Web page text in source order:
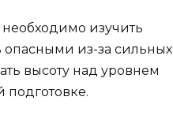
изучить
из-за сильных
высоту над уровнем
подготовке.